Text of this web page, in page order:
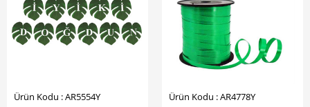
Ürün Kodu : AR5554Y Ürün Kodu : AR4778Y